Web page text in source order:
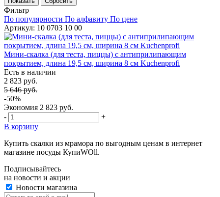
Фильтр
По популярности По алфавиту По цене
Артикул: 10 0703 10 00
Мини-скалка (для теста, пиццы) с антиприлипающим
покрытием, длина 19,5 см, ширина 8 см Kuchenprofi
Есть в наличии
2 823 руб.
5 646 руб.
-50%
Экономия 2 823 руб.
-
+
В корзину
Купить скалки из мрамора по выгодным ценам в интернет
магазине посуды КупиWOll.
Подписывайтесь
на новости и акции
Новости магазина